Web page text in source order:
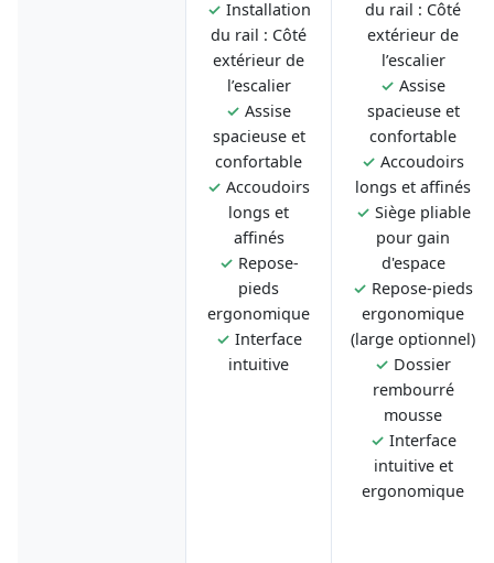
✓ Installation
du rail : Côté
extérieur de
l’escalier
✓ Assise
spacieuse et
confortable
✓ Accoudoirs
longs et
affinés
✓ Repose-
pieds
ergonomique
✓ Interface
intuitive
du rail : Côté
extérieur de
l’escalier
✓ Assise
spacieuse et
confortable
✓ Accoudoirs
longs et affinés
✓ Siège pliable
pour gain
d'espace
✓ Repose-pieds
ergonomique
(large optionnel)
✓ Dossier
rembourré
mousse
✓ Interface
intuitive et
ergonomique